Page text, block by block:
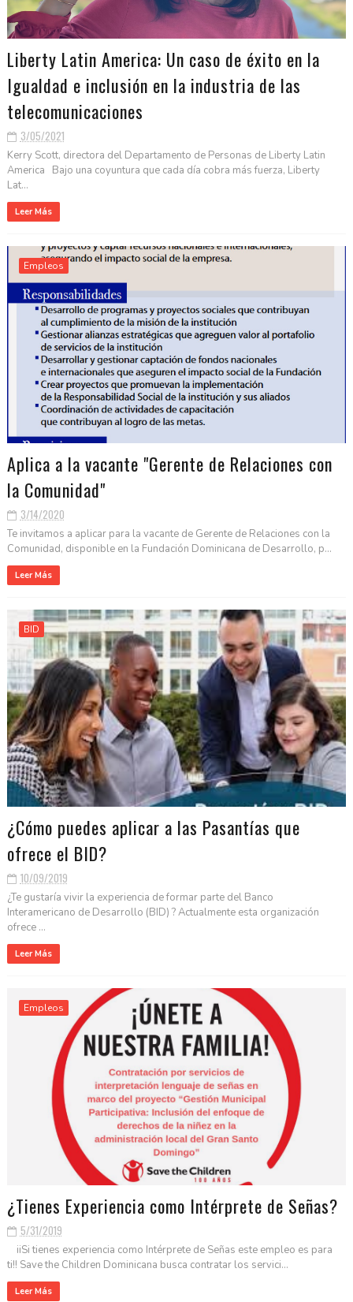
Liberty Latin America: Un caso de éxito en la
Igualdad e inclusión en la industria de las
telecomunicaciones
3/05/2021
Kerry Scott, directora del Departamento de Personas de Liberty Latin
America Bajo una coyuntura que cada día cobra más fuerza, Liberty
Lat...
Leer Más
Empleos
Aplica a la vacante "Gerente de Relaciones con
la Comunidad"
3/14/2020
Te invitamos a aplicar para la vacante de Gerente de Relaciones con la
Comunidad, disponible en la Fundación Dominicana de Desarrollo, p...
Leer Más
BID
¿Cómo puedes aplicar a las Pasantías que
ofrece el BID?
10/09/2019
¿Te gustaría vivir la experiencia de formar parte del Banco
Interamericano de Desarrollo (BID) ? Actualmente esta organización
ofrece ...
Leer Más
Empleos
¿Tienes Experiencia como Intérprete de Señas?
5/31/2019
iiSi tienes experiencia como Intérprete de Señas este empleo es para
ti!! Save the Children Dominicana busca contratar los servici...
Leer Más